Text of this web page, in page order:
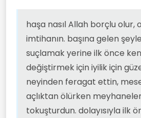
değiştiremediğin
üst bilince topu
olacaksın
haşa nasıl Allah borçlu olur,
imtihanın. başına gelen
suçlamak yerine ilk önce
değiştirmek için iyilik için
neyinden feragat ettin,
açlıktan ölürken
tokuşturdun. dolayısıyla ilk